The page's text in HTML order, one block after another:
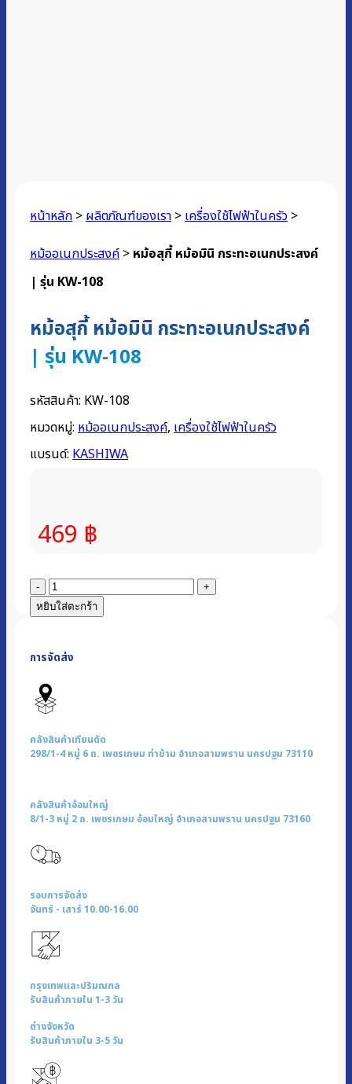
หน้าหลัก >ผลิตภัณฑ์ของเรา >เครื่องใช้ไฟฟ้าในครัว >
หม้ออเนกประสงค์ > หม้อสุกี้ หม้อมินิ กระทะอเนกประสงค์
| รุ่น KW-108
หม้อสุกี้ หม้อมินิ กระทะอเนกประสงค์
| รุ่น KW-108
รหัสสินค้า: KW-108
หมวดหมู่: หม้ออเนกประสงค์, เครื่องใช้ไฟฟ้าในครัว
แบรนด์: KASHIWA
469 ฿
จำนวน
หม้อ
สุ
หม้อ
มินิ
กระทะ
อเนกประสงค์
|
รุ่น
ชิ้น
หยิบใส่ตะกร้า
การจัดส่ง
คลังสินค้าเทียนดัด
298/1-4 หมู่ 6 ถ. เพชรเกษม ท่าข้าม อำเภอสามพราน นครปฐม 73110
คลังสินค้าอ้อมใหญ่
8/1-3 หมู่ 2 ถ. เพชรเกษม อ้อมใหญ่ อำเภอสามพราน นครปฐม 73160
รอบการจัดส่ง
จันทร์ - เสาร์ 10.00-16.00
กรุงเทพและปริมณฑล
รับสินค้าภายใน 1-3 วัน
ต่างจังหวัด
รับสินค้าภายใน 3-5 วัน